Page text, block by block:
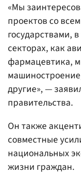
«Мы
проектов со
государствами,
секторах, как
фармацевтика,
другие», —
правительства.
Он также
совместные
национальных
жизни граждан.